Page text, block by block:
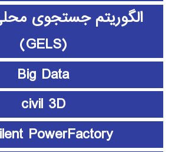
الگوریتم جستجوی
(GELS)
Big Data
civil 3D
PowerFactory